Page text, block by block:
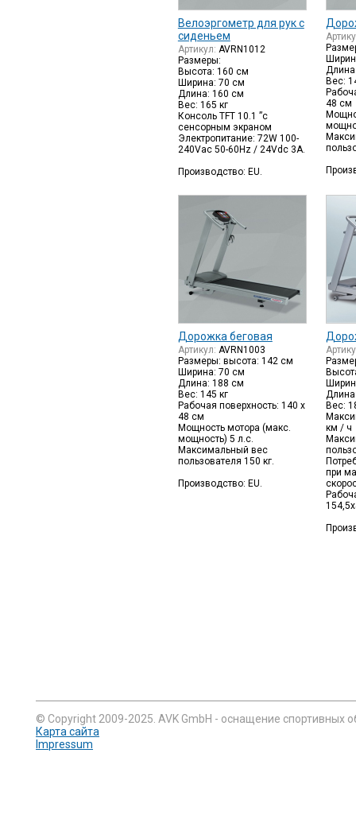
Велоэргометр для рук с
сиденьем
Артикул: AVRN1012
Размеры:
Высота: 160 см
Ширина: 70 см
Длина: 160 см
Вес: 165 кг
Консоль TFT 10.1 ”с
сенсорным экраном
Электропитание: 72W 100-
240Vac 50-60Hz / 24Vdc 3A.
Производство: EU.
Вес:
48 см
Дорожка беговая
Артикул: AVRN1003
Размеры: высота: 142 см
Ширина: 70 см
Длина: 188 см
Вес: 145 кг
Рабочая поверхность: 140 х
48 см
Мощность мотора (макс.
мощность) 5 л.с.
Максимальный вес
пользователя 150 кг.
Производство: EU.
Вес:
км / ч
при
© Copyright 2009-2025. AVK GmbH - оснащение спортивных
Карта сайта
Impressum